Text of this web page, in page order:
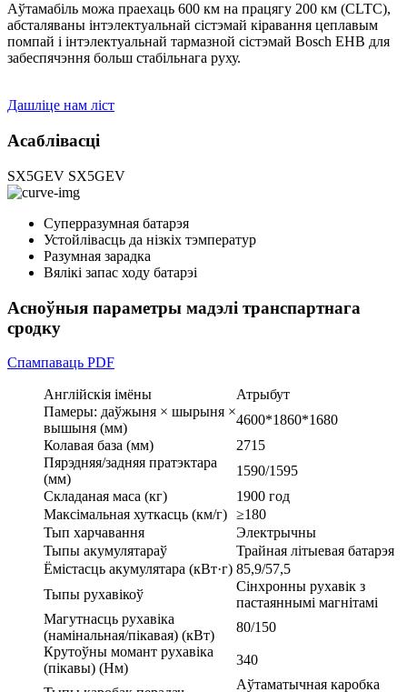
Аўтамабіль можа праехаць 600 км на працягу 200 км (CLTC),
абсталяваны інтэлектуальнай сістэмай кіравання цеплавым
помпай і інтэлектуальнай тармазной сістэмай Bosch EHB для
забеспячэння больш стабільнага руху.
Дашліце нам ліст
Асаблівасці
SX5GEV SX5GEV
Суперразумная батарэя
Устойлівасць да нізкіх тэмператур
Разумная зарадка
Вялікі запас ходу батарэі
Асноўныя параметры мадэлі транспартнага
сродку
Спампаваць PDF
Англійскія імёны
Атрыбут
Памеры: даўжыня × шырыня ×
вышыня (мм)
4600*1860*1680
Колавая база (мм)
2715
Пярэдняя/задняя пратэктара
(мм)
1590/1595
Складаная маса (кг)
1900 год
Максімальная хуткасць (км/г) ≥180
Тып харчавання
Электрычны
Тыпы акумулятараў
Трайная літыевая батарэя
Ёмістасць акумулятара (кВт·г) 85,9/57,5
Тыпы рухавікоў
Сінхронны рухавік з
пастаяннымі магнітамі
Магутнасць рухавіка
(намінальная/пікавая) (кВт)
80/150
Крутоўны момант рухавіка
(пікавы) (Нм)
340
Аўтаматычная каробка